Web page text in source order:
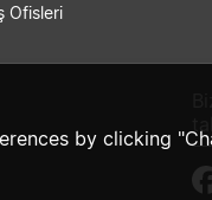
Ofisleri
by clicking